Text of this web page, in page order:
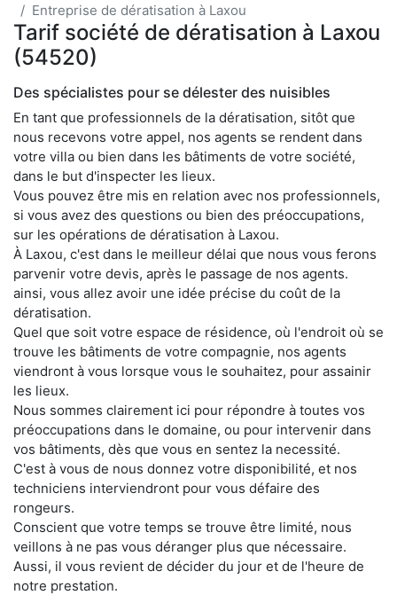
Entreprise de dératisation à Laxou
Tarif société de dératisation à Laxou
(54520)
Des spécialistes pour se délester des nuisibles
En tant que professionnels de la dératisation, sitôt que
nous recevons votre appel, nos agents se rendent dans
votre villa ou bien dans les bâtiments de votre société,
dans le but d'inspecter les lieux.
Vous pouvez être mis en relation avec nos professionnels,
si vous avez des questions ou bien des préoccupations,
sur les opérations de dératisation à Laxou.
À Laxou, c'est dans le meilleur délai que nous vous ferons
parvenir votre devis, après le passage de nos agents.
ainsi, vous allez avoir une idée précise du coût de la
dératisation.
Quel que soit votre espace de résidence, où l'endroit où se
trouve les bâtiments de votre compagnie, nos agents
viendront à vous lorsque vous le souhaitez, pour assainir
les lieux.
Nous sommes clairement ici pour répondre à toutes vos
préoccupations dans le domaine, ou pour intervenir dans
vos bâtiments, dès que vous en sentez la necessité.
C'est à vous de nous donnez votre disponibilité, et nos
techniciens interviendront pour vous défaire des
rongeurs.
Conscient que votre temps se trouve être limité, nous
veillons à ne pas vous déranger plus que nécessaire.
Aussi, il vous revient de décider du jour et de l'heure de
notre prestation.